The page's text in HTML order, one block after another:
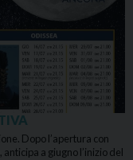
Dopo l’apertura con
a giugno l’inizio del